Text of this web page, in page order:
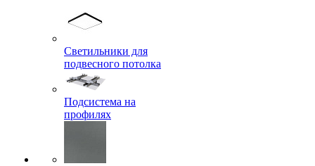
Светильники для
подвесного потолка
Подсистема на
профилях